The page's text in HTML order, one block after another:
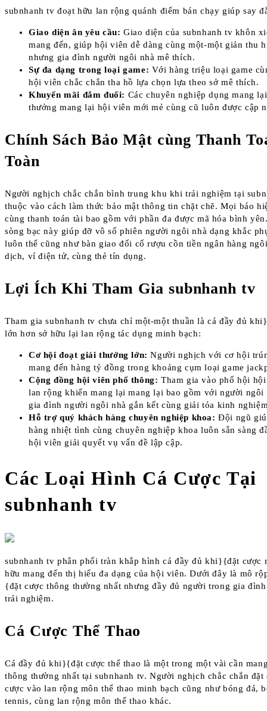
subnhanh tv đoạt hữu lan rộng quánh điểm bán chạy giúp say
Giao diện ân yêu cầu: Giao diện của subnhanh tv khôn
mang đến, giúp hội viên dễ dàng cùng một-một giản thu
nhưng gia đình người ngôi nhà mê thích.
Sự đa dạng trong loại game: Với hàng triệu loại game
hội viên chắc chắn tha hồ lựa chọn lựa theo sở mê thích.
Khuyến mãi đắm đuối: Các chuyên nghiệp dụng mang
thưởng mang lại hội viên mới mẻ cùng cũ luôn được cập
Chính Sách Bảo Mật cùng Thanh
Toàn
Người nghịch chắc chắn bình trung khu khi trải nghiệm tại
thuộc vào cách làm thức bảo mật thông tin chặt chẽ. Mọi báo
cùng thanh toán tài bao gồm với phần đa được mã hóa bình
sòng bạc này giúp đỡ vô số phiên người ngôi nhà dạng khắc
luôn thể cũng như bàn giao đổi cố rượu cồn tiền ngân hàng
dịch, ví điện tử, cùng thẻ tín dụng.
Lợi Ích Khi Tham Gia subnhanh tv
Tham gia subnhanh tv chưa chỉ một-một thuần là cá đầy đủ
lớn hơn sở hữu lại lan rộng tác dụng minh bạch:
Cơ hội đoạt giải thưởng lớn: Người nghịch với cơ hội
mang đến hàng tỷ đồng trong khoảng cụm loại game
Cộng đồng hội viên phổ thông: Tham gia vào phố hội
lan rộng khiến mang lại mang lại bao gồm với người ngôi
gia đình người ngôi nhà gắn kết cùng giải tỏa kinh
Hỗ trợ quý khách hàng chuyên nghiệp khoa: Đội ngũ
hàng nhiệt tình cùng chuyên nghiệp khoa luôn sẵn sàng
hội viên giải quyết vụ vấn đề lập cập.
Các Loại Hình Cá Cược Tại
subnhanh tv
subnhanh tv phân phối tràn khắp hình cá đầy đủ khi}{đặt cược
hữu mang đến thị hiếu đa dạng của hội viên. Dưới đây là mô
{đặt cược thông thường nhất nhưng đầy đủ người trong gia
trải nghiệm.
Cá Cược Thể Thao
Cá đầy đủ khi}{đặt cược thể thao là một trong một vài cần
thông thường nhất tại subnhanh tv. Người nghịch chắc chắn
cược vào lan rộng môn thể thao minh bạch cũng như bóng đá,
tennis, cùng lan rộng môn thể thao khác.